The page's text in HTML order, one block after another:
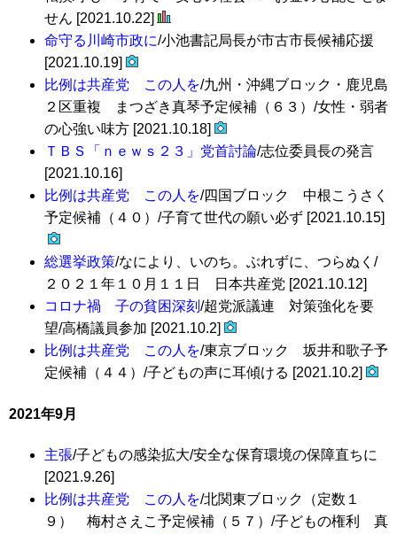
せん [2021.10.22]
命守る川崎市政に/小池書記局長が市古市長候補応援
[2021.10.19]
比例は共産党 この人を/九州・沖縄ブロック・鹿児島
２区重複 まつざき真琴予定候補（６３）/女性・弱者
の心強い味方 [2021.10.18]
ＴＢＳ「ｎｅｗｓ２３」党首討論/志位委員長の発言
[2021.10.16]
比例は共産党 この人を/四国ブロック 中根こうさく
予定候補（４０）/子育て世代の願い必ず [2021.10.15]
総選挙政策/なにより、いのち。ぶれずに、つらぬく/
２０２１年１０月１１日 日本共産党 [2021.10.12]
コロナ禍 子の貧困深刻 /超党派議連 対策強化を要
望/高橋議員参加 [2021.10.2]
比例は共産党 この人を/東京ブロック 坂井和歌子予
定候補（４４）/子どもの声に耳傾ける [2021.10.2]
2021年9月
主張/子どもの感染拡大/安全な保育環境の保障直ちに
[2021.9.26]
比例は共産党 この人を/北関東ブロック（定数１
９） 梅村さえこ予定候補（５７）/子どもの権利 真